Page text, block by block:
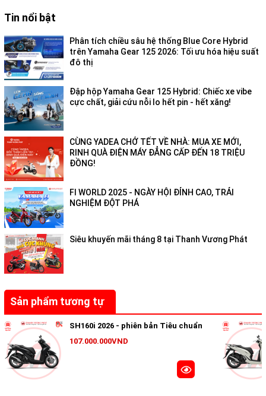
Đèn xe có trang bị Eco Lamp sẽ cảnh báo khi bạn chạy ở chế
độ tiết kiệm nhiên liệu. Trên xe còn được trang bị ổ sạc tiêu
chuẩn AC Socket ở hộc đựng đồ nhỏ phía trước, giúp chủ nhân
có thể sạc các thiết bị điện tử nhỏ như smartphone (điện
thoại thông minh) hay máy nghe nhạc.
Mặt trước xe lại được trang bị bóng đèn pha LED. Mặt đồng hồ
sang chảnh. Phía sau xe là cốp đựng đồ dưới yên rộng 15,4 lít.
Honda Scoopy i thực sự đem lại một mẫu xe tay ga lý tưởng,
cho việc di chuyển trong nội đô.
Tin nổi bật
Phân tích chiều sâu hệ thống Blue Core Hybrid
trên Yamaha Gear 125 2026: Tối ưu hóa hiệu suất
đô thị
Đập hộp Yamaha Gear 125 Hybrid: Chiếc xe vibe
cực chất, giải cứu nỗi lo hết pin - hết xăng!
CÙNG YADEA CHỞ TẾT VỀ NHÀ: MUA XE MỚI,
RINH QUÀ ĐIỆN MÁY ĐẲNG CẤP ĐẾN 18 TRIỆU
ĐỒNG!
FI WORLD 2025 - NGÀY HỘI ĐỈNH CAO, TRẢI
NGHIỆM ĐỘT PHÁ
Siêu khuyến mãi tháng 8 tại Thanh Vương Phát
Sản phẩm tương tự
SH160i 2026 - phiên bản Tiêu chuẩn
107.000.000VND